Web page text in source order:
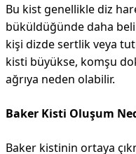
Bu kist genellikle diz
büküldüğünde daha
kişi dizde sertlik veya
kisti büyükse, komşu
ağrıya neden olabilir.
Baker Kisti Oluşum
Baker kistinin ortaya